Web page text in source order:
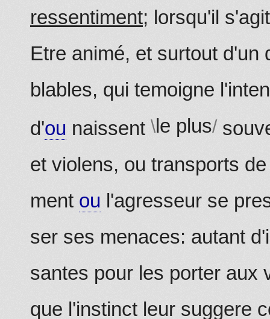
ressentiment; lorsqu'il
Etre animé, et surtout d'un
blables, qui temoigne
d'ou naissent le plus
et violens, ou transports
ment ou l'agresseur se
ser ses menaces: autant
santes pour les porter aux
que l'instinct leur suggere